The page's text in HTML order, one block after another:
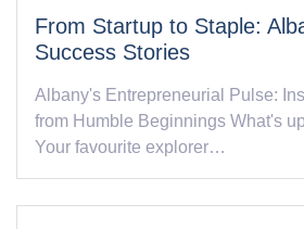
From Startup to Staple:
Success Stories
Albany's Entrepreneurial Pulse:
from Humble Beginnings What's
Your favourite explorer…